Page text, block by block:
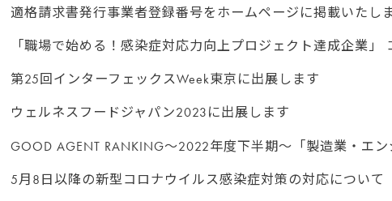
適格請求書発行事業者登録番号をホームページに掲載いたし
「職場で始める！感染症対応力向上プロジェクト達成企業
第25回インターフェックスWeek東京に出展します
ウェルネスフードジャパン2023に出展します
GOOD AGENT RANKING～2022年度下半期～「製造業・エ
5月8日以降の新型コロナウイルス感染症対策の対応について